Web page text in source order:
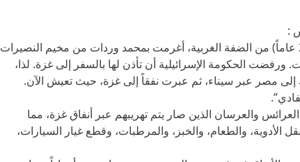
:
غزة, سبتمبر (آي بي إس) – مي أحمد (26 عاماً) من الضفة الغربية، أغرمت بمحمد وردات من مخيم النصيرات
ورفضت الحكومة الإسرائيلية أن تأذن لها بالسفر إلى غزة. لذا،
مصر عبر سيناء، ثم عبرت نفقاً إلى غزة، حيث تعيش الآن.
والعرسان الذين صار يتم تهريبهم عبر أنفاق غزة، مما
الأدوية، والطعام، والخبز، والمرطبات، وقطع غيار السيارات،